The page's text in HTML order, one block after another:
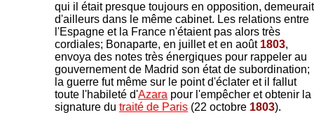
qui il était presque toujours en opposition, demeurait
d'ailleurs dans le même cabinet. Les relations entre
l'Espagne et la France n'étaient pas alors très
cordiales; Bonaparte, en juillet et en août 1803,
envoya des notes très énergiques pour rappeler au
gouvernement de Madrid son état de subordination;
la guerre fut même sur le point d'éclater et il fallut
toute l'habileté d'Azara pour l'empêcher et obtenir la
signature du traité de Paris (22 octobre 1803).